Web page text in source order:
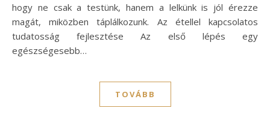
hogy ne csak a testünk, hanem a lelkünk is jól érezze
magát, miközben táplálkozunk. Az étellel kapcsolatos
tudatosság fejlesztése Az első lépés egy
egészségesebb…
TOVÁBB